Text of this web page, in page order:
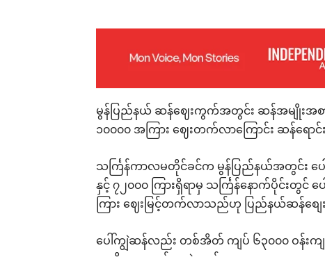
မွန်ပြည်နယ် ဆန်ဈေးကွက်အတွင်း ဆန်အမျိုးအ
၁၀၀၀၀ အကြား ဈေးတက်လာကြောင်း ဆန်
သင်္ကြန်ကာလမတိုင်ခင်က မွန်ပြည်နယ်အတွင်း ပ
နှင့် ၇၂၀၀၀ ကြားရှိရာမှ သင်္ကြန်နောက်ပိုင်းတွ
ကြား ဈေးမြင့်တက်လာသည်ဟု ပြည်နယ်ဆန်စ
ပေါ်ကျွဲဆန်လည်း တစ်အိတ် ကျပ် ၆၃၀၀၀ ဝန်းက